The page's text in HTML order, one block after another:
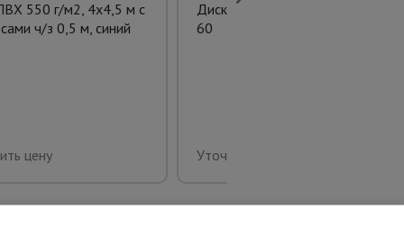
550 г/м2, 4х4,5 м с
ч/з 0,5 м, синий
цену
Диск затирочный для BPM
60
Уточнить цену